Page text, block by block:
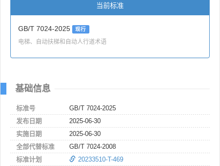
当前标准
GB/T 7024-2025 现行
电梯、自动扶梯和自动人行道术语
基础信息
标准号
GB/T 7024-2025
发布日期
2025-06-30
实施日期
2025-06-30
全部代替标准
GB/T 7024-2008
标准计划
20233510-T-469